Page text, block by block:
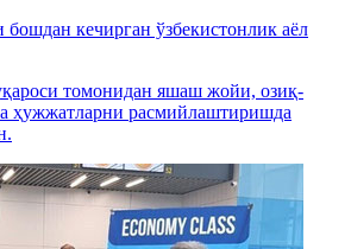
бошдан кечирган ўзбекистонлик аёл
томонидан яшаш жойи, озиқ-
ҳужжатларни расмийлаштиришда